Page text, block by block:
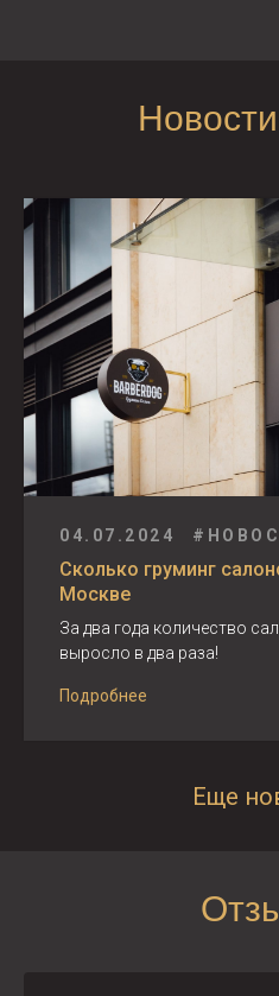
04.07.2024
Сколько груминг
Москве
За два года количество
выросло в два раза!
Подробнее
Еще